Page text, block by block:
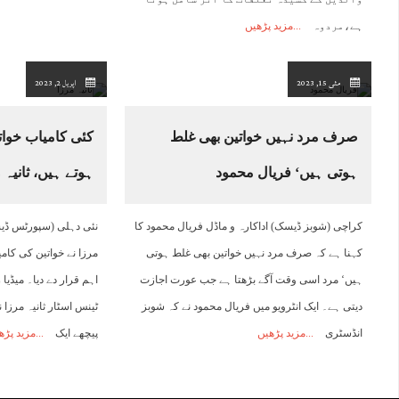
ہے،مردوہ مزید پڑھیں
مئی 15, 2023
صرف مرد نہیں خواتین بھی غلط
ہوتی ہیں‘ فریال محمود
کراچی (شوبز ڈیسک) اداکارہ و ماڈل فریال محمود کا
کہنا ہے کہ صرف مرد نہیں خواتین بھی غلط ہوتی
ہیں‘ مرد اسی وقت آگے بڑھتا ہے جب عورت اجازت
دیتی ہے۔ ایک انٹرویو میں فریال محمود نے کہ شوبز
انڈسٹری مزید پڑھیں
اپریل 2, 2023
کئی کامیاب
ہوتے ہیں، ثانیہ
نئی دہلی (سپورٹس
مرزا نے خواتین کی
ٹینس اسٹار ثانیہ
پیچھے ایک مزید